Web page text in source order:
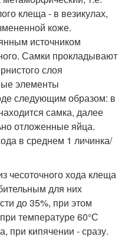
клеща - в везикулах,
коже.
источником
Самки прокладывают
слоя
элементы
следующим образом: в
самка, далее
отложенные яйца.
в среднем 1 личинка/
чесоточного хода клеща
для них
до 35%, при этом
температуре 60°С
при кипячении - сразу.